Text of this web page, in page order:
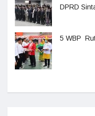
DPRD
5 WBP